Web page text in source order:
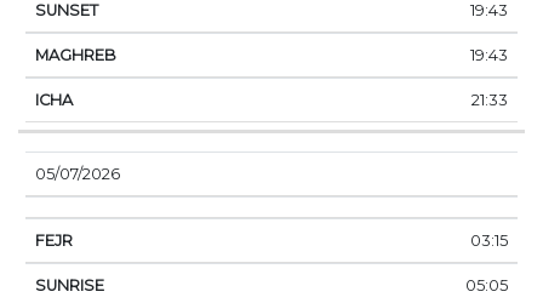
19:43
19:43
21:33
05/07/2026
03:15
05:05